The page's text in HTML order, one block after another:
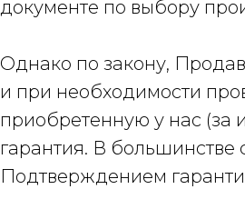
документе по выбору
Однако по закону,
и при необходимости
приобретенную у нас (за
гарантия. В большинстве
Подтверждением